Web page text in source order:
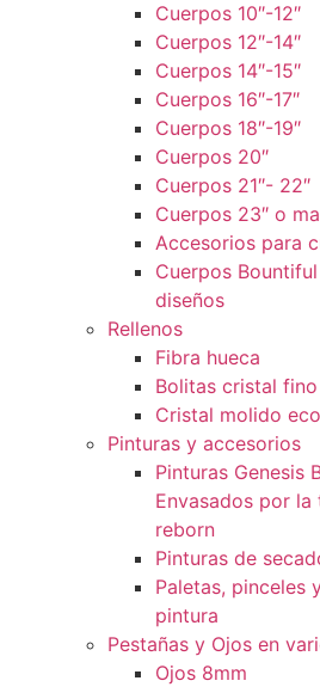
Cuerpos 10″-12″
Cuerpos 12″-14″
Cuerpos 14″-15″
Cuerpos 16″-17″
Cuerpos 18″-19″
Cuerpos 20″
Cuerpos 21″- 22″
Cuerpos 23″ o
Accesorios para
Cuerpos
diseños
Rellenos
Fibra hueca
Bolitas cristal fino
Cristal molido
Pinturas y accesorios
Pinturas Genesis
Envasados por
reborn
Pinturas de
Paletas, pinceles
pintura
Pestañas y Ojos en
Ojos 8mm